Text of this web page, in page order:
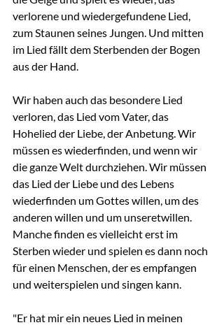
verlorene und wiedergefundene Lied,
zum Staunen seines Jungen. Und mitten
im Lied fällt dem Sterbenden der Bogen
aus der Hand.
Wir haben auch das besondere Lied
verloren, das Lied vom Vater, das
Hohelied der Liebe, der Anbetung. Wir
müssen es wiederfinden, und wenn wir
die ganze Welt durchziehen. Wir müssen
das Lied der Liebe und des Lebens
wiederfinden um Gottes willen, um des
anderen willen und um unseretwillen.
Manche finden es vielleicht erst im
Sterben wieder und spielen es dann noch
für einen Menschen, der es empfangen
und weiterspielen und singen kann.
"Er hat mir ein neues Lied in meinen